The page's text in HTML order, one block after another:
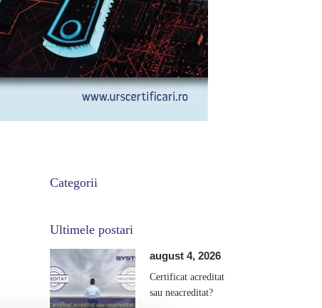
Categorii
Ultimele postari
august 4, 2026
Certificat acreditat
sau neacreditat?